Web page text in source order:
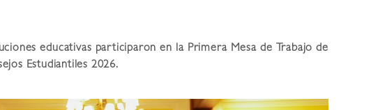
educativas participaron en la Primera Mesa de Trabajo de
Estudiantiles 2026.